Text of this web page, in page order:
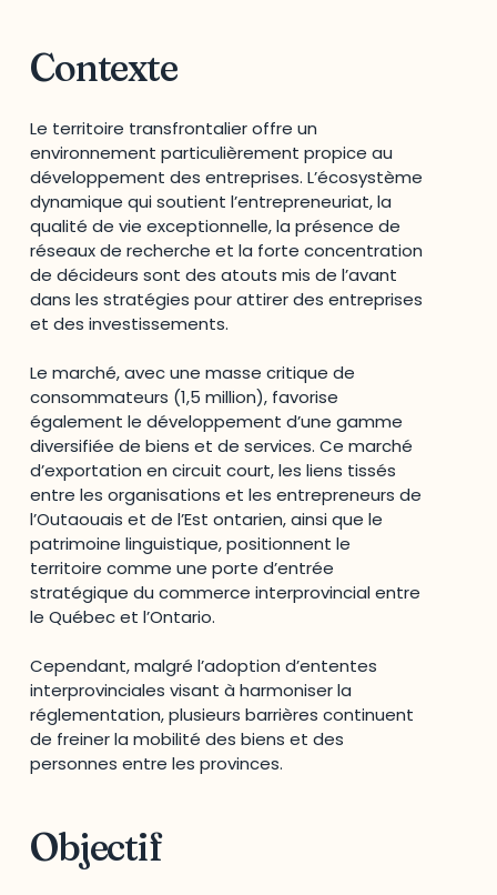
Contexte
Le territoire transfrontalier offre un
environnement particulièrement propice au
développement des entreprises. L’écosystème
dynamique qui soutient l’entrepreneuriat, la
qualité de vie exceptionnelle, la présence de
réseaux de recherche et la forte concentration
de décideurs sont des atouts mis de l’avant
dans les stratégies pour attirer des entreprises
et des investissements.
Le marché, avec une masse critique de
consommateurs (1,5 million), favorise
également le développement d’une gamme
diversifiée de biens et de services. Ce marché
d’exportation en circuit court, les liens tissés
entre les organisations et les entrepreneurs de
l’Outaouais et de l’Est ontarien, ainsi que le
patrimoine linguistique, positionnent le
territoire comme une porte d’entrée
stratégique du commerce interprovincial entre
le Québec et l’Ontario.
Cependant, malgré l’adoption d’ententes
interprovinciales visant à harmoniser la
réglementation, plusieurs barrières continuent
de freiner la mobilité des biens et des
personnes entre les provinces.
Objectif